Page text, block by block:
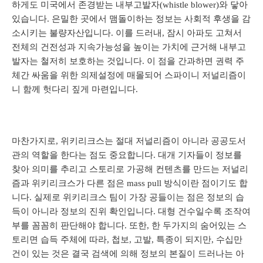
하게도 미국에서 존경받는 내부고발자(whistle blower)와 닿아
있습니다. 은밀한 곳에서 맴돌이하는 정보는 사회적 후생을 감
소시키는 불량자산입니다. 이를 드러내, 잠시 아파도 고쳐서
전체의 건전성과 지속가능성을 높이는 가치에 근거해 내부고
발자는 철저히 보호하는 것입니다. 이 점을 간과하면 권력 주
체간 싸움을 위한 의제설정에 매몰되어 스파이니 저널리즘이
니 함께 헛다리 짚게 마련입니다.
마찬가지로, 위키리크스는 절대 저널리즘이 아니라 공공도서
관의 역할을 한다는 점도 중요합니다. 대개 기자들이 정보를
찾아 의미를 추리고 스토리로 가공해 컨텐츠를 만드는 저널리
즘과 위키리크스가 다른 점은 mass pull 방식이란 점이기도 합
니다. 실제로 위키리크스 팀이 가장 공들이는 점은 정보의 습
득이 아니라 정보의 진위 확인입니다. 대형 건수일수록 조작여
부를 꼼꼼히 판단해야 합니다. 또한, 한 두가지의 숨어있는 스
토리면 습득 주체에 따라, 첩보, 고발, 특종이 되지만, 수십만
건이 있는 것은 결국 검색에 의해 정보의 본질이 드러나는 아